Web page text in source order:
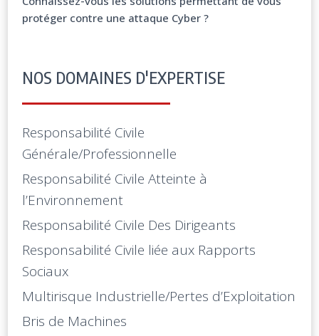
protéger contre une attaque Cyber ?
NOS DOMAINES D'EXPERTISE
Responsabilité Civile
Générale/Professionnelle
Responsabilité Civile Atteinte à
l’Environnement
Responsabilité Civile Des Dirigeants
Responsabilité Civile liée aux Rapports
Sociaux
Multirisque Industrielle/Pertes d’Exploitation
Bris de Machines